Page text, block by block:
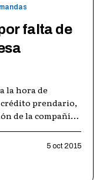
falta de
la hora de
prendario,
de la compañía
5 oct 2015